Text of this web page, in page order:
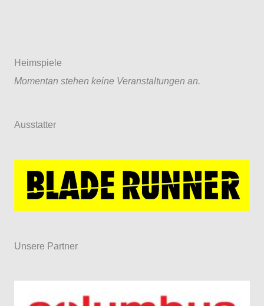
Heimspiele
Momentan stehen keine Veranstaltungen an.
Ausstatter
Unsere Partner